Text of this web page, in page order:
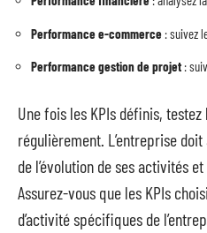
Performance e-commerce : suivez
Performance gestion de projet :
Une fois les KPIs définis,
régulièrement. L’entreprise
de l’évolution de ses activités
Assurez-vous que les KPIs
d’activité spécifiques de